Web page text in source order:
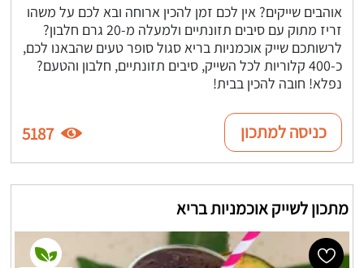
אוהבים שייקים? אין לכם זמן להכין ארוחה ובא לכם על משהו
זריז מתוק עם סיבים תזונתיים ולמעלה מ-20 גרם חלבון?
לרשותכם שייק אוכמניות בריא סגול סופר טעים שהבאנו לכם,
כ-400 קלוריות לכל השייק, סיבים תזונתיים, חלבון והטעם?
נפלא! חובה להכין בבית!
כניסה למתכון 5187
מתכון לשייק אוכמניות בריא